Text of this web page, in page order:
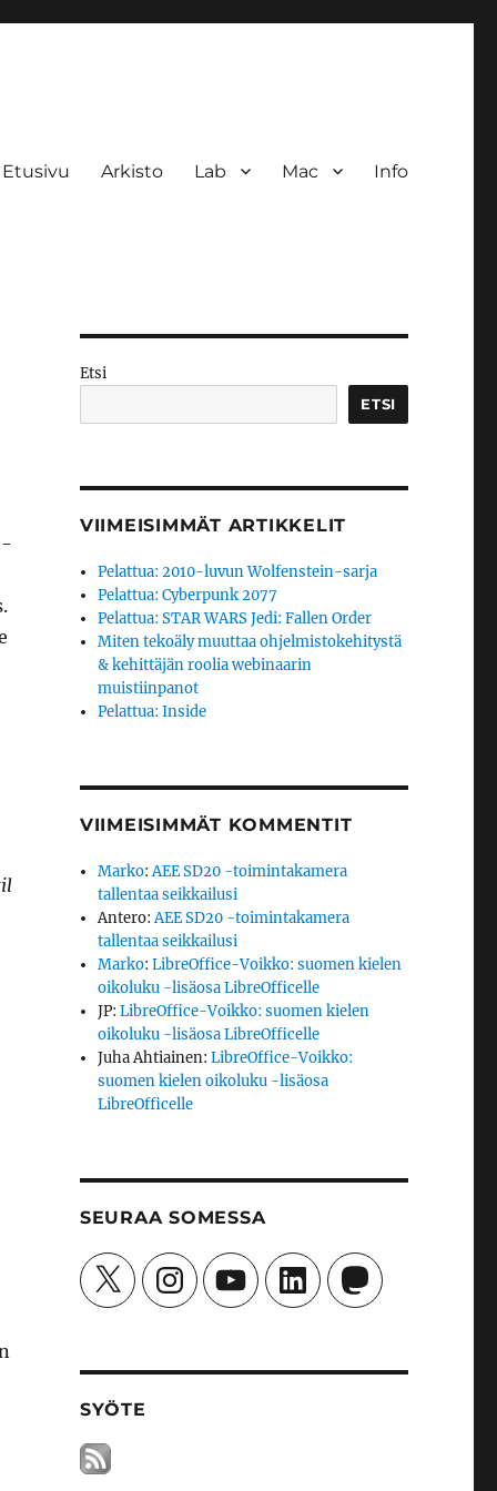
Etusivu Arkisto Lab Mac Info
Etsi
ETSI
VIIMEISIMMÄT ARTIKKELIT
Pelattua: 2010-luvun Wolfenstein-sarja
Pelattua: Cyberpunk 2077
Pelattua: STAR WARS Jedi: Fallen Order
Miten tekoäly muuttaa ohjelmistokehitystä
& kehittäjän roolia webinaarin
muistiinpanot
Pelattua: Inside
VIIMEISIMMÄT KOMMENTIT
Marko:AEE SD20 -toimintakamera
tallentaa seikkailusi
Antero:AEE SD20 -toimintakamera
tallentaa seikkailusi
Marko:LibreOffice-Voikko: suomen kielen
oikoluku -lisäosa LibreOfficelle
JP:LibreOffice-Voikko: suomen kielen
oikoluku -lisäosa LibreOfficelle
Juha Ahtiainen:LibreOffice-Voikko:
suomen kielen oikoluku -lisäosa
LibreOfficelle
SEURAA SOMESSA
X InstagramYouTubeLinkedInMastodon
SYÖTE